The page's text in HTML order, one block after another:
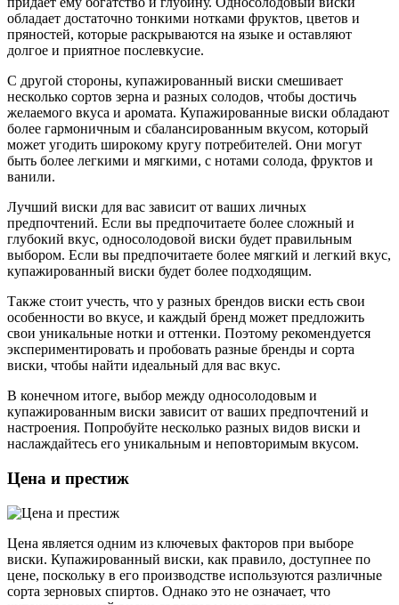
обладает достаточно тонкими нотками фруктов, цветов и
пряностей, которые раскрываются на языке и оставляют
долгое и приятное послевкусие.
С другой стороны, купажированный виски смешивает
несколько сортов зерна и разных солодов, чтобы достичь
желаемого вкуса и аромата. Купажированные виски обладают
более гармоничным и сбалансированным вкусом, который
может угодить широкому кругу потребителей. Они могут
быть более легкими и мягкими, с нотами солода, фруктов и
ванили.
Лучший виски для вас зависит от ваших личных
предпочтений. Если вы предпочитаете более сложный и
глубокий вкус, односолодовой виски будет правильным
выбором. Если вы предпочитаете более мягкий и легкий вкус,
купажированный виски будет более подходящим.
Также стоит учесть, что у разных брендов виски есть свои
особенности во вкусе, и каждый бренд может предложить
свои уникальные нотки и оттенки. Поэтому рекомендуется
экспериментировать и пробовать разные бренды и сорта
виски, чтобы найти идеальный для вас вкус.
В конечном итоге, выбор между односолодовым и
купажированным виски зависит от ваших предпочтений и
настроения. Попробуйте несколько разных видов виски и
наслаждайтесь его уникальным и неповторимым вкусом.
Цена и престиж
Цена является одним из ключевых факторов при выборе
виски. Купажированный виски, как правило, доступнее по
цене, поскольку в его производстве используются различные
сорта зерновых спиртов. Однако это не означает, что